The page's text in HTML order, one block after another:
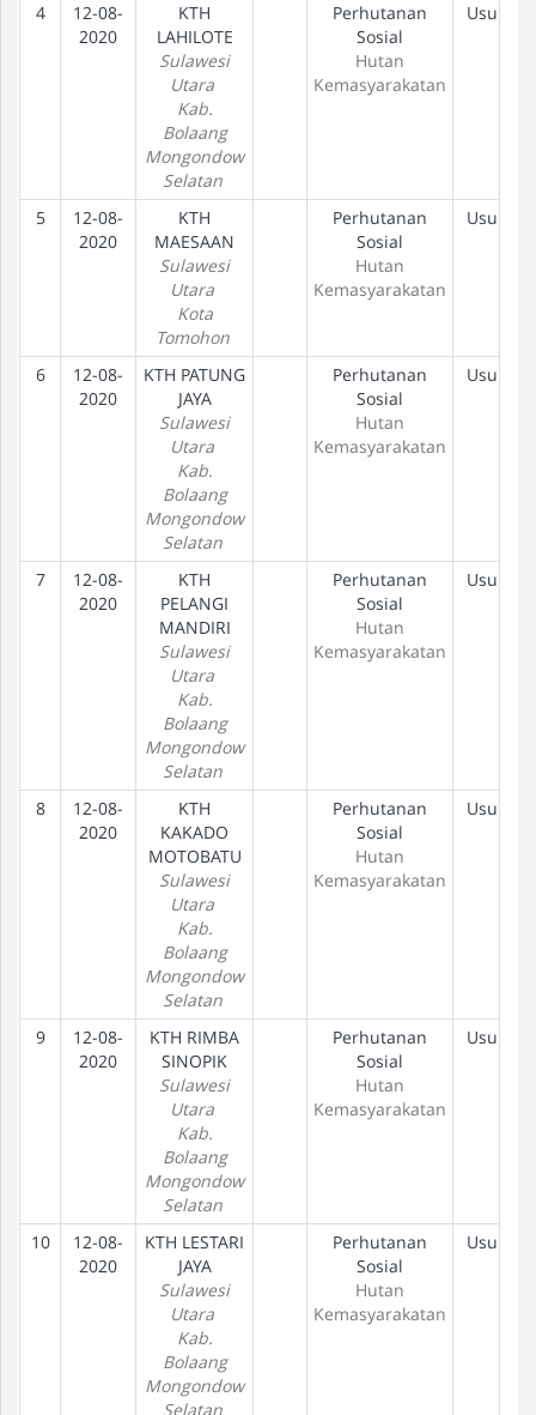
4
12-08-
2020
KTH
LAHILOTE
Sulawesi
Utara
Kab.
Bolaang
Mongondow
Selatan
Perhutanan
Sosial
Hutan
Kemasyarakatan
Usulan
5
12-08-
2020
KTH
MAESAAN
Sulawesi
Utara
Kota
Tomohon
Perhutanan
Sosial
Hutan
Kemasyarakatan
Usulan
6
12-08-
2020
KTH PATUNG
JAYA
Sulawesi
Utara
Kab.
Bolaang
Mongondow
Selatan
Perhutanan
Sosial
Hutan
Kemasyarakatan
Usulan
7
12-08-
2020
KTH
PELANGI
MANDIRI
Sulawesi
Utara
Kab.
Bolaang
Mongondow
Selatan
Perhutanan
Sosial
Hutan
Kemasyarakatan
Usulan
8
12-08-
2020
KTH
KAKADO
MOTOBATU
Sulawesi
Utara
Kab.
Bolaang
Mongondow
Selatan
Perhutanan
Sosial
Hutan
Kemasyarakatan
Usulan
9
12-08-
2020
KTH RIMBA
SINOPIK
Sulawesi
Utara
Kab.
Bolaang
Mongondow
Selatan
Perhutanan
Sosial
Hutan
Kemasyarakatan
Usulan
10
12-08-
2020
KTH LESTARI
JAYA
Sulawesi
Utara
Kab.
Bolaang
Mongondow
Selatan
Perhutanan
Sosial
Hutan
Kemasyarakatan
Usulan